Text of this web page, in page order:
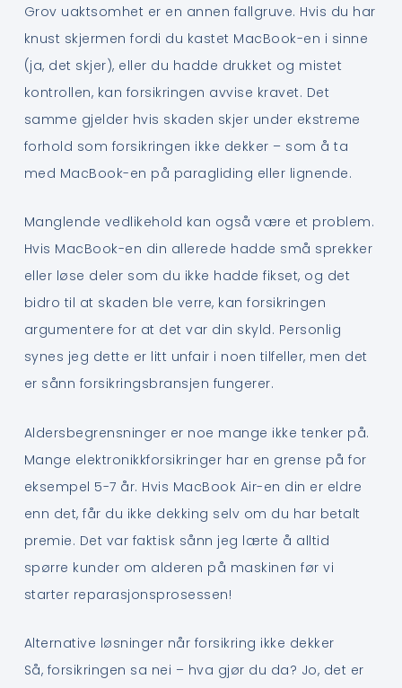
Grov uaktsomhet er en annen fallgruve. Hvis du har
knust skjermen fordi du kastet MacBook-en i sinne
(ja, det skjer), eller du hadde drukket og mistet
kontrollen, kan forsikringen avvise kravet. Det
samme gjelder hvis skaden skjer under ekstreme
forhold som forsikringen ikke dekker – som å ta
med MacBook-en på paragliding eller lignende.
Manglende vedlikehold kan også være et problem.
Hvis MacBook-en din allerede hadde små sprekker
eller løse deler som du ikke hadde fikset, og det
bidro til at skaden ble verre, kan forsikringen
argumentere for at det var din skyld. Personlig
synes jeg dette er litt unfair i noen tilfeller, men det
er sånn forsikringsbransjen fungerer.
Aldersbegrensninger er noe mange ikke tenker på.
Mange elektronikkforsikringer har en grense på for
eksempel 5-7 år. Hvis MacBook Air-en din er eldre
enn det, får du ikke dekking selv om du har betalt
premie. Det var faktisk sånn jeg lærte å alltid
spørre kunder om alderen på maskinen før vi
starter reparasjonsprosessen!
Alternative løsninger når forsikring ikke dekker
Så, forsikringen sa nei – hva gjør du da? Jo, det er